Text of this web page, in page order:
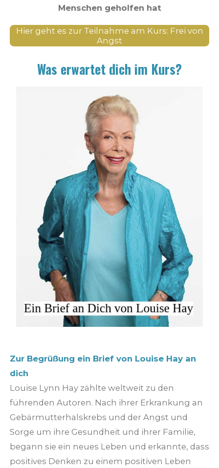
Menschen geholfen hat
Hier geht es zur Teilnahme am Kurs: Frei von
Angst
Was erwartet dich im Kurs?
Zur Begrüßung ein Brief von Louise Hay an
dich
Louise Lynn Hay zählte weltweit zu den
führenden Autoren. Nach ihrer Erkrankung an
Gebärmutterhalskrebs und der Angst und
Sorge um ihre Gesundheit und ihrer Familie,
begann sie ein neues Leben und erkannte, dass
positives Denken zu einem positiven Leben